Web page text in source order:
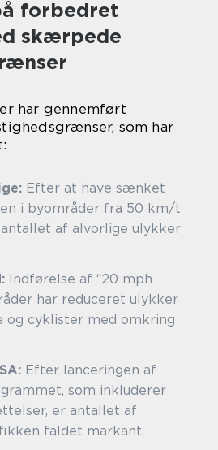
forbedret
skærpede
har gennemført
som har
Efter at have sænket
i byområder fra 50 km/t
af alvorlige ulykker
Indførelse af “20 mph
har reduceret ulykker
og cyklister med omkring
Efter lanceringen af
som inkluderer
er antallet af
faldet markant.